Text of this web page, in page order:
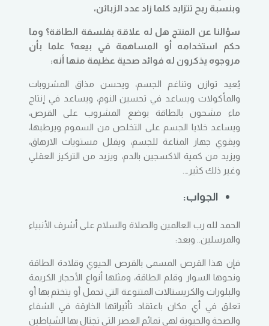
وبنسبة ربح تتزايد كلما زاد عدد الزبائن،
سؤالنا عن المنتج هل له علاقة بفلسفة الطاقة؟ وما
حكم استخدامه أو المساهمة في بيعه؟ علما بأن
مروجوه يذكرون له فوائد صحية عظيمة منها أنه:
يُعيد توازن وتناغم الجسم، ويحسن مذاق المشروبات
والمأكولات ويساعد في تحسين النوم، ويساعد في إنتاج
ماء مشحون بالطاقة بوضع المشروب على القرص،
ويساعد خلايا الجسم على التخلص من السموم ويرطبها،
ويقوي جهاز المناعة للجسم، ويقلل مستويات الارهاق،
ويزيد من كمية الاكسجين بالدم، ويزيد من التركيز العقلي
وغير ذلك كثير….
الجواب:
الحمد لله رب العالمين والصلاة والسلام على أشرف الأنبياء
والمرسلين.. وبعد:
فإن هذا القرص المسمى بالقرص الحيوي وقلادة الطاقة
ونحوها السوار وقلم الطاقة، ومثلها أنواع الأحجار الكريمة
والبلورات والكريستالات المتنوعة التي تحمل أو يتختم بها أو
تعلق في أي مكان باعتقاد تأثيراتها الخارقة في الشفاء
والصحة والحيوية لهي تمائم العصر التي تجتال بها الشياطين